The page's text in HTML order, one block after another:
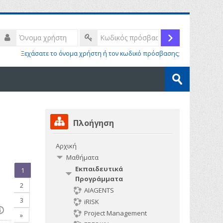
Σύνδεση
Ξεχάσατε το όνομα χρήστη ή τον κωδικό πρόσβασης;
Υποβολή
1
2
3
»Επόμενο
Παράλειψη
ΠλοήγησηΠλοήγηση
Αρχική
Μαθήματα
Εκπαιδευτικά
Προγράμματα
AIAGENTS
iRISK
Project Management